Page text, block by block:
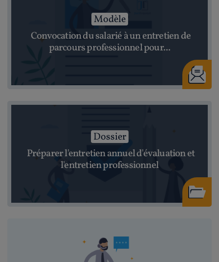
Modèle
Convocation du salarié à un entretien de
parcours professionnel pour...
Dossier
Préparer l'entretien annuel d'évaluation et
l'entretien professionnel